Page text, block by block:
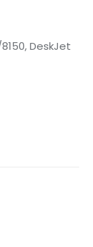
DeskJet